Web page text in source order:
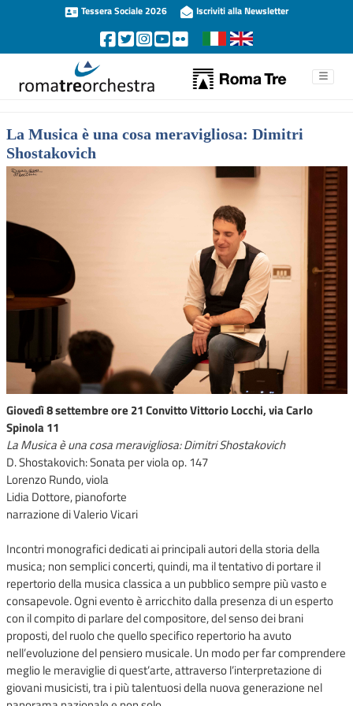
Tessera Sociale 2026 Iscriviti alla Newsletter
La Musica è una cosa meravigliosa: Dimitri
Shostakovich
Giovedì 8 settembre ore 21 Convitto Vittorio Locchi, via Carlo
Spinola 11
La Musica è una cosa meravigliosa: Dimitri Shostakovich
D. Shostakovich: Sonata per viola op. 147
Lorenzo Rundo, viola
Lidia Dottore, pianoforte
narrazione di Valerio Vicari
Incontri monografici dedicati ai principali autori della storia della
musica; non semplici concerti, quindi, ma il tentativo di portare il
repertorio della musica classica a un pubblico sempre più vasto e
consapevole. Ogni evento è arricchito dalla presenza di un esperto
con il compito di parlare del compositore, del senso dei brani
proposti, del ruolo che quello specifico repertorio ha avuto
nell’evoluzione del pensiero musicale. Un modo per far comprendere
meglio le meraviglie di quest’arte, attraverso l’interpretazione di
giovani musicisti, tra i più talentuosi della nuova generazione nel